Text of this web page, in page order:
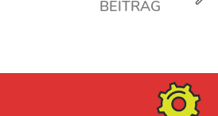
BEITRAG